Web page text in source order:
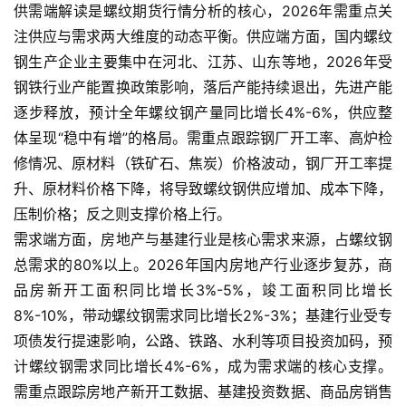
供需端解读是螺纹期货行情分析的核心，2026年需重点关
注供应与需求两大维度的动态平衡。供应端方面，国内螺纹
钢生产企业主要集中在河北、江苏、山东等地，2026年受
钢铁行业产能置换政策影响，落后产能持续退出，先进产能
逐步释放，预计全年螺纹钢产量同比增长4%-6%，供应整
体呈现“稳中有增”的格局。需重点跟踪钢厂开工率、高炉检
修情况、原材料（铁矿石、焦炭）价格波动，钢厂开工率提
升、原材料价格下降，将导致螺纹钢供应增加、成本下降，
压制价格；反之则支撑价格上行。
需求端方面，房地产与基建行业是核心需求来源，占螺纹钢
总需求的80%以上。2026年国内房地产行业逐步复苏，商
品房新开工面积同比增长3%-5%，竣工面积同比增长
8%-10%，带动螺纹钢需求同比增长2%-3%；基建行业受专
项债发行提速影响，公路、铁路、水利等项目投资加码，预
计螺纹钢需求同比增长4%-6%，成为需求端的核心支撑。
需重点跟踪房地产新开工数据、基建投资数据、商品房销售